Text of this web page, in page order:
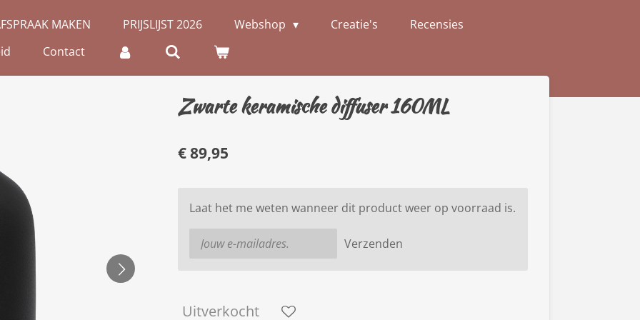
MAKEN PRIJSLIJST 2026 Webshop Creatie's
Recensies
Contact
Zwarte keramische diffuser 160ML
€ 89,95
Laat het me weten wanneer dit product weer op voorraad is.
Verzenden
Uitverkocht